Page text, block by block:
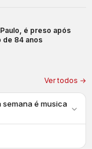
é preso após
de 84 anos
Ver todos →
semana é musica